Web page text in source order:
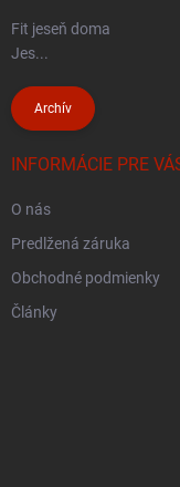
Fit jeseň doma
Jes...
Archív
INFORMÁCIE PRE
O nás
Predlžená záruka
Obchodné podmienky
Články